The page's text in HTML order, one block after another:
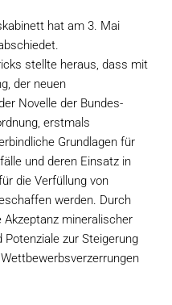
hat am 3. Mai
stellte heraus, dass mit
der neuen
Novelle der Bundes-
erstmals
Grundlagen für
und deren Einsatz in
die Verfüllung von
werden. Durch
mineralischer
zur Steigerung